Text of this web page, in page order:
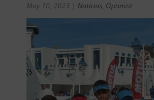
May 10, 2023 | Noticias, Optimist